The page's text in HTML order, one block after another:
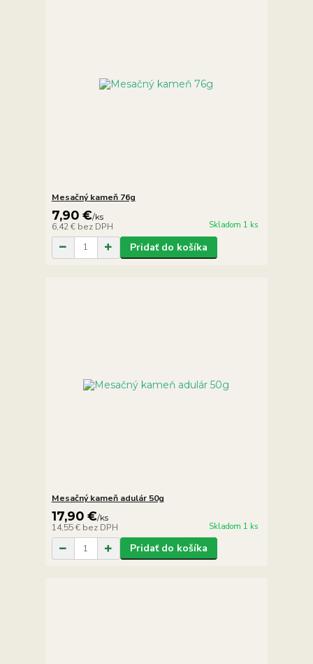
Mesačný kameň 76g
7,90 €/ks
6,42 € bez DPH Skladom 1 ks
Pridať do košíka
Mesačný kameň adulár 50g
17,90 €/ks
14,55 € bez DPH Skladom 1 ks
Pridať do košíka